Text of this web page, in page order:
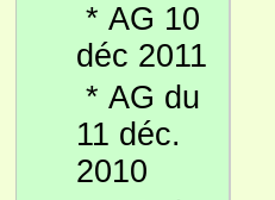
* AG 10
déc 2011
* AG du
11 déc.
2010